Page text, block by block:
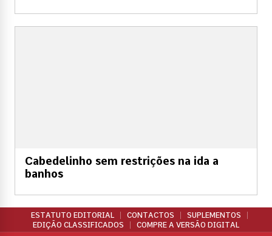
Cabedelinho sem restrições na ida a
banhos
ESTATUTO EDITORIAL CONTACTOS
SUPLEMENTOS
EDIÇÃO CLASSIFICADOS
COMPRE A VERSÃO DIGITAL